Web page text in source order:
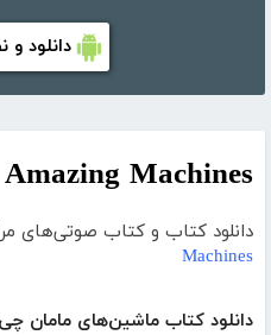
دانلود و
Machines
دانلود کتاب و کتاب صوتی‌های
Machines
دانلود کتاب ماشین‌های مامان چی